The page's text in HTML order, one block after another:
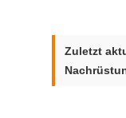
Zuletzt